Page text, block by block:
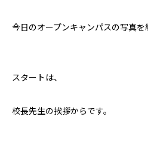
今日のオープンキャンパスの写真を
スタートは、
校長先生の挨拶からです。